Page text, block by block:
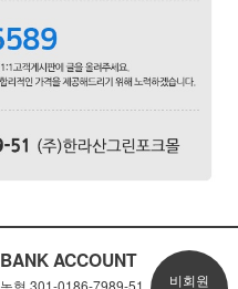
BANK ACCOUNT
농협 301-0186-7989-51
비회원